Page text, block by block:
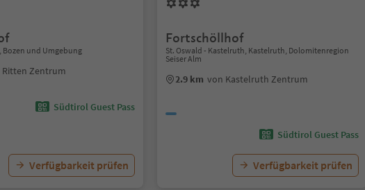
und Umgebung
Zentrum
Südtirol Guest Pass
Verfügbarkeit prüfen
Fortschöllhof
St. Oswald - Kastelruth, Kastelruth, Dolomitenregion
Seiser Alm
2.9 km von Kastelruth Zentrum
Südtirol Guest Pass
Verfügbarkeit prüfen